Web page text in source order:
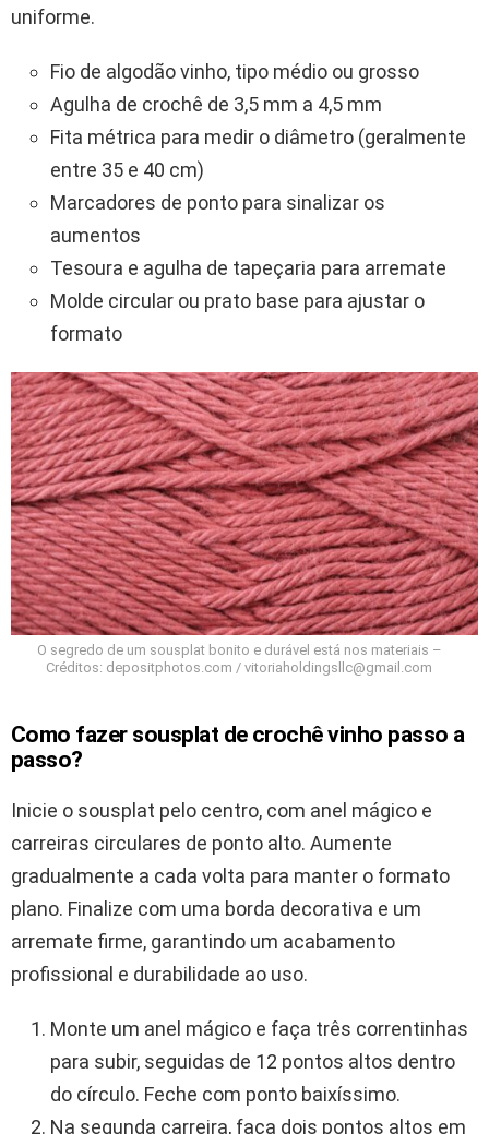
uniforme.
Fio de algodão vinho, tipo médio ou grosso
Agulha de crochê de 3,5 mm a 4,5 mm
Fita métrica para medir o diâmetro (geralmente
entre 35 e 40 cm)
Marcadores de ponto para sinalizar os
aumentos
Tesoura e agulha de tapeçaria para arremate
Molde circular ou prato base para ajustar o
formato
O segredo de um sousplat bonito e durável está nos materiais –
Créditos: depositphotos.com / vitoriaholdingsllc@gmail.com
Como fazer sousplat de crochê vinho passo a
passo?
Inicie o sousplat pelo centro, com anel mágico e
carreiras circulares de ponto alto. Aumente
gradualmente a cada volta para manter o formato
plano. Finalize com uma borda decorativa e um
arremate firme, garantindo um acabamento
profissional e durabilidade ao uso.
Monte um anel mágico e faça três correntinhas
para subir, seguidas de 12 pontos altos dentro
do círculo. Feche com ponto baixíssimo.
Na segunda carreira, faça dois pontos altos em